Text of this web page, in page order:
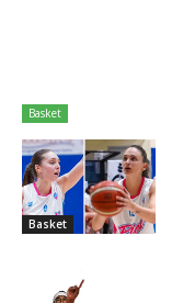
Basket
Basket